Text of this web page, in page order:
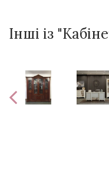
Інші із